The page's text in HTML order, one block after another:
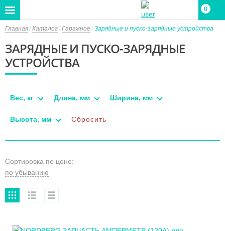
0
Главная Каталог Гаражное Зарядные и пуско-зарядные устройства
ЗАРЯДНЫЕ И ПУСКО-ЗАРЯДНЫЕ
УСТРОЙСТВА
Вес, кг Длина, мм Ширина, мм
Высота, мм Сбросить
Сортировка по цене: